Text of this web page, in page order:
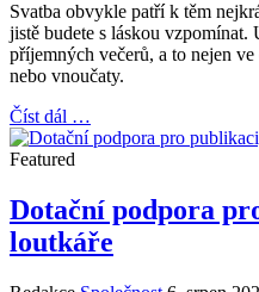
Svatba obvykle patří k těm
jistě budete s láskou vzpomínat.
příjemných večerů, a to nejen
nebo vnoučaty.
Číst dál …
Featured
Dotační podpora
loutkáře